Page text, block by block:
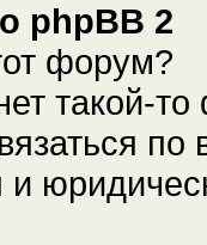
phpBB 2
форум?
такой-
по
и